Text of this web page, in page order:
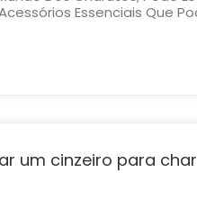
Essenciais Que
E Manter Seu Frescor, Os
Significativa. N...
um cinzeiro para